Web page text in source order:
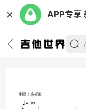
✕ APP专享